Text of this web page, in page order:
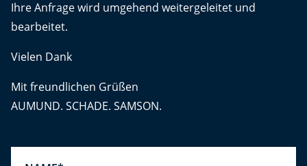
Ihre Anfrage wird umgehend weitergeleitet und
bearbeitet.
Vielen Dank
Mit freundlichen Grüßen
AUMUND. SCHADE. SAMSON.